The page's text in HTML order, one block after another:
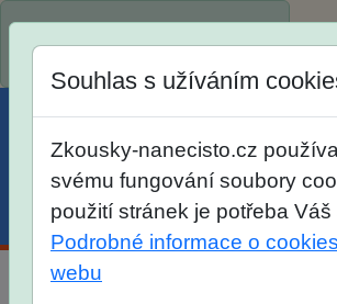
Menu Účet Košík
Souhlas s užíváním
Zkousky-nanecisto.cz
svému fungování soubory
použití stránek je potřeba Váš
Podrobné informace o
webu